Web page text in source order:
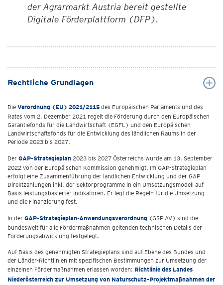
der Agrarmarkt Austria bereit gestellte
Digitale Förderplattform (DFP).
Rechtliche Grundlagen
Die Verordnung (EU) 2021/2115 des Europäischen Parlaments und des
Rates vom 2. Dezember 2021 regelt die Förderung durch den Europäischen
Garantiefonds für die Landwirtschaft (EGFL) und den Europäischen
Landwirtschaftsfonds für die Entwicklung des ländlichen Raums in der
Periode 2023 bis 2027.
Der GAP-Strategieplan 2023 bis 2027 Österreichs wurde am 13. September
2022 von der Europäischen Kommission genehmigt. Im GAP-Strategieplan
erfolgt eine Zusammenführung der ländlichen Entwicklung und der GAP
Direktzahlungen inkl. der Sektorprogramme in ein Umsetzungsmodell auf
Basis leistungsbasierter Indikatoren. Er legt die Regeln für die Umsetzung
und die Finanzierung fest.
In der GAP-Strategieplan-Anwendungsverordnung (GSP-AV) sind die
bundesweit für alle Fördermaßnahmen geltenden technischen Details der
Förderungsabwicklung festgelegt.
Auf Basis des genehmigten Strategieplans sind auf Ebene des Bundes und
der Länder-Richtlinien mit spezifischen Bestimmungen zur Umsetzung der
einzelnen Fördermaßnahmen erlassen worden: Richtlinie des Landes
Niederösterreich zur Umsetzung von Naturschutz-Projektmaßnahmen der